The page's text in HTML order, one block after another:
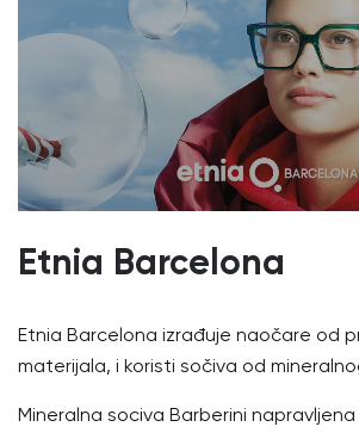
Etnia Barcelona
Etnia Barcelona izrađuje naočare od
materijala, i koristi sočiva od
Mineralna sociva Barberini